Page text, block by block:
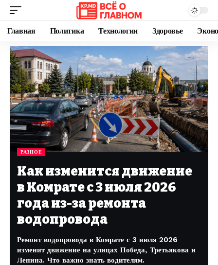
Главная Политика Технологии Здоровье
РАЗНОЕ
Как изменится движение
в Комрате с 3 июля 2026
года из-за ремонта
водопровода
Ремонт водопровода в Комрате с 3 июля 2026
изменит движение на улицах Победа, Третьякова и
Ленина. Что важно знать водителям.